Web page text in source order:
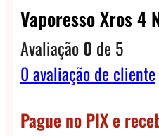
Vaporesso Xros 4
Avaliação0 de 5
0avaliação de cliente
Pague no PIX e